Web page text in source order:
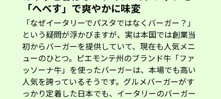
「なぜイータリーでパスタではなくバーガー？」
という疑問が浮かびますが、実は本国では創業当
初からバーガーを提供していて、現在も人気メニ
ューのひとつ。ピエモンテ州のブランド牛「ファ
ッソーナ牛」を使ったバーガーは、本場でも高い
人気を誇っているそうです。グルメバーガーがす
っかり定着した日本でも、イータリーのバーガー
には期待がふくらみます。